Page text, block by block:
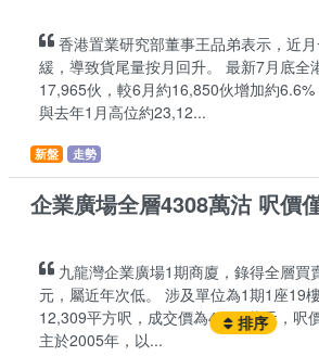
香港置業研究部董事王品弟表示，近
緩，導致貨尾量按月回升。 最新7月底全
17,965伙，較6月約16,850伙增加約
與去年1月高位約23,12...
新盤 走勢
企業廣場全層4308萬沽 呎價
九龍灣企業廣場1期商廈，錄得全層買
元，屬近年次低。 涉及單位為1期1座19
12,309平方呎，成交價為4,308萬元，呎
主於2005年，以...
排序